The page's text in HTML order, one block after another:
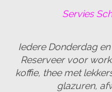
Servies
Iedere Donderdag en
Reserveer voor
koffie, thee met
glazuren,